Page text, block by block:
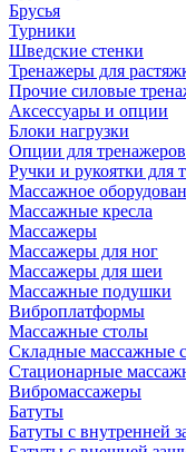
Брусья
Турники
Шведские стенки
Тренажеры для
Прочие силовые
Аксессуары и опции
Блоки нагрузки
Опции для тренажеров
Ручки и рукоятки для
Массажное
Массажные кресла
Массажеры
Массажеры для ног
Массажеры для шеи
Массажные подушки
Виброплатформы
Массажные столы
Складные массажные
Стационарные
Вибромассажеры
Батуты
Батуты с внутренней